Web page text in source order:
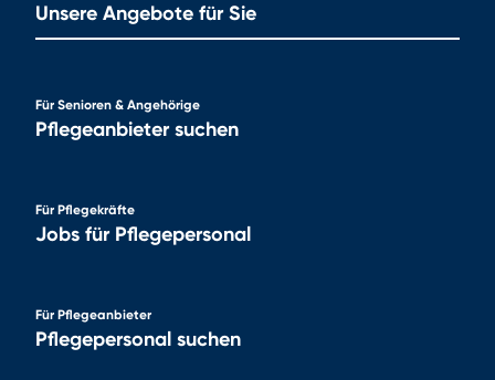
Unsere Angebote für Sie
Für Senioren & Angehörige
Pflegeanbieter suchen
Für Pflegekräfte
Jobs für Pflegepersonal
Für Pflegeanbieter
Pflegepersonal suchen